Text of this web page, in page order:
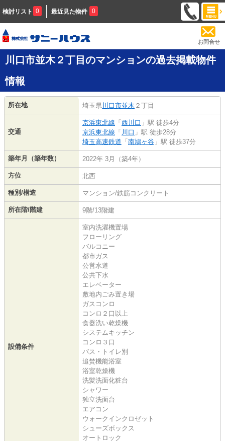
検討リスト 0 最近見た物件 0
お問合せ
川口市並木２丁目のマンションの過去掲載物件
情報
所在地 埼玉県 川口市並木 ２丁目
交通
京浜東北線 「 西川口 」駅 徒歩4分
京浜東北線 「 川口 」駅 徒歩28分
埼玉高速鉄道 「 南鳩ヶ谷 」駅 徒歩37分
築年月（築年数） 2022年 3月（築4年）
方位 北西
種別/構造 マンション/鉄筋コンクリート
所在階/階建 9階/13階建
設備条件
室内洗濯機置場
フローリング
バルコニー
都市ガス
公営水道
公共下水
エレベーター
敷地内ごみ置き場
ガスコンロ
コンロ２口以上
食器洗い乾燥機
システムキッチン
コンロ３口
バス・トイレ別
追焚機能浴室
浴室乾燥機
洗髪洗面化粧台
シャワー
独立洗面台
エアコン
ウォークインクロゼット
シューズボックス
オートロック